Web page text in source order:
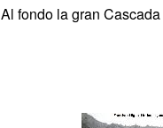
Al fondo la gran